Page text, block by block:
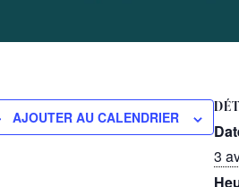
AJOUTER AU CALENDRIER
3